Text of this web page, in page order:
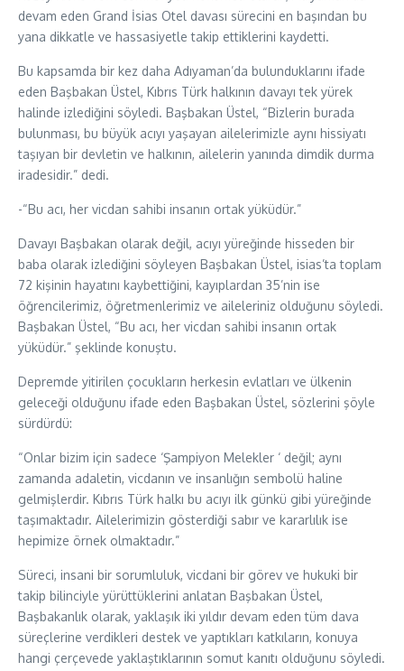
devam eden Grand İsias Otel davası sürecini en başından bu
yana dikkatle ve hassasiyetle takip ettiklerini kaydetti.
Bu kapsamda bir kez daha Adıyaman’da bulunduklarını ifade
eden Başbakan Üstel, Kıbrıs Türk halkının davayı tek yürek
halinde izlediğini söyledi. Başbakan Üstel, “Bizlerin burada
bulunması, bu büyük acıyı yaşayan ailelerimizle aynı hissiyatı
taşıyan bir devletin ve halkının, ailelerin yanında dimdik durma
iradesidir.” dedi.
-“Bu acı, her vicdan sahibi insanın ortak yüküdür.”
Davayı Başbakan olarak değil, acıyı yüreğinde hisseden bir
baba olarak izlediğini söyleyen Başbakan Üstel, isias’ta toplam
72 kişinin hayatını kaybettiğini, kayıplardan 35’nin ise
öğrencilerimiz, öğretmenlerimiz ve aileleriniz olduğunu söyledi.
Başbakan Üstel, “Bu acı, her vicdan sahibi insanın ortak
yüküdür.” şeklinde konuştu.
Depremde yitirilen çocukların herkesin evlatları ve ülkenin
geleceği olduğunu ifade eden Başbakan Üstel, sözlerini şöyle
sürdürdü:
“Onlar bizim için sadece ‘Şampiyon Melekler ‘ değil; aynı
zamanda adaletin, vicdanın ve insanlığın sembolü haline
gelmişlerdir. Kıbrıs Türk halkı bu acıyı ilk günkü gibi yüreğinde
taşımaktadır. Ailelerimizin gösterdiği sabır ve kararlılık ise
hepimize örnek olmaktadır.”
Süreci, insani bir sorumluluk, vicdani bir görev ve hukuki bir
takip bilinciyle yürüttüklerini anlatan Başbakan Üstel,
Başbakanlık olarak, yaklaşık iki yıldır devam eden tüm dava
süreçlerine verdikleri destek ve yaptıkları katkıların, konuya
hangi çerçevede yaklaştıklarının somut kanıtı olduğunu söyledi.